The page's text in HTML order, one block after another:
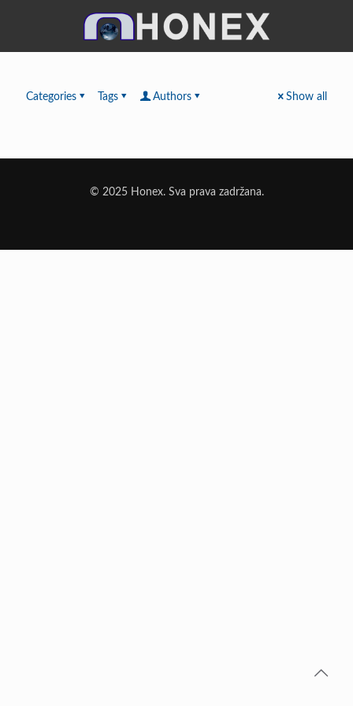
Categories Tags Authors Show all
© 2025 Honex. Sva prava zadržana.